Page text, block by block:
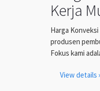
Kerja
Harga
produsen
Fokus kami
View details